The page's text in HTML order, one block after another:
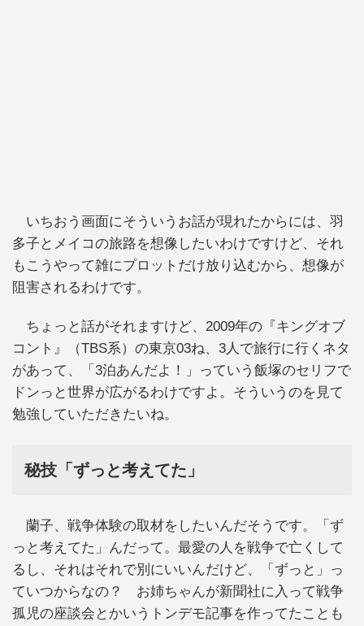
いちおう画面にそういうお話が現れたからには、羽
多子とメイコの旅路を想像したいわけですけど、それ
もこうやって雑にプロットだけ放り込むから、想像が
阻害されるわけです。
ちょっと話がそれますけど、2009年の『キングオブ
コント』（TBS系）の東京03ね、3人で旅行に行くネタ
があって、「3泊あんだよ！」っていう飯塚のセリフで
ドンっと世界が広がるわけですよ。そういうのを見て
勉強していただきたいね。
秘技「ずっと考えてた」
蘭子、戦争体験の取材をしたいんだそうです。「ず
っと考えてた」んだって。最愛の人を戦争で亡くして
るし、それはそれで別にいいんだけど、「ずっと」っ
ていつからなの？ お姉ちゃんが新聞社に入って戦争
孤児の座談会とかいうトンデモ記事を作ってたことも